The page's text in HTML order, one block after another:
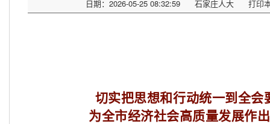
日期：2026-05-25 08:32:59 石家庄人大 打印
切实把思想和行动统一到全会
为全市经济社会高质量发展作